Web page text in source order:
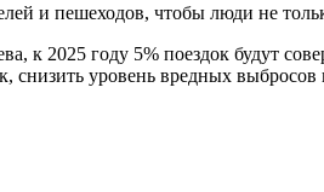
и пешеходов, чтобы люди не
к 2025 году 5% поездок будут
снизить уровень вредных